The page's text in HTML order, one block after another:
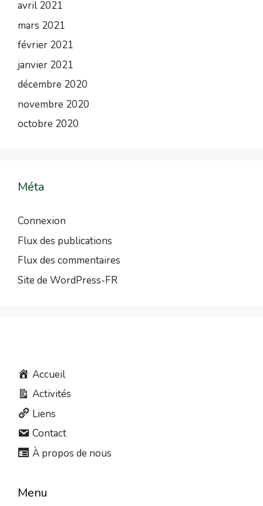
avril 2021
mars 2021
février 2021
janvier 2021
décembre 2020
novembre 2020
octobre 2020
Méta
Connexion
Flux des publications
Flux des commentaires
Site de WordPress-FR
Accueil
Activités
Liens
Contact
À propos de nous
Menu